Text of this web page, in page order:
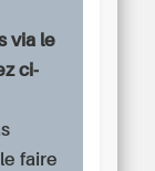
via le
ci-
faire